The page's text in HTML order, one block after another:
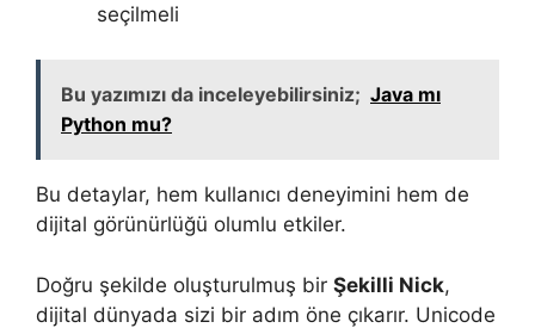
seçilmeli
Bu yazımızı da inceleyebilirsiniz; Java mı
Python mu?
Bu detaylar, hem kullanıcı deneyimini hem de
dijital görünürlüğü olumlu etkiler.
Doğru şekilde oluşturulmuş bir Şekilli Nick,
dijital dünyada sizi bir adım öne çıkarır. Unicode